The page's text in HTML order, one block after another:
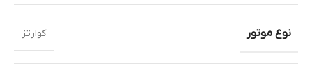
نوع موتور کوارتز